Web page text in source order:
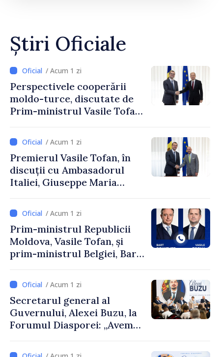
Știri Oficiale
/ Acum 1 zi
Perspectivele cooperării
moldo-turce, discutate de
Prim-ministrul Vasile Tofan
Uygar Mustafa Sertel
/ Acum 1 zi
Premierul Vasile Tofan, în
discuții cu Ambasadorul
Italiei, Giuseppe Maria
/ Acum 1 zi
Prim-ministrul Republicii
Moldova, Vasile Tofan, și
prim-ministrul Belgiei, Bart
despre parcursul european
al Republicii Moldova.
/ Acum 1 zi
Secretarul general al
Guvernului, Alexei Buzu, la
Forumul Diasporei: „Avem
dumneavoastră pentru a